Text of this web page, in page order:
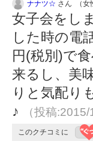
ナナツ☆ さん （女
女子会をし
した時の電
円(税別)で
来るし、美
りと気配り
♪
（投稿
このクチコミに